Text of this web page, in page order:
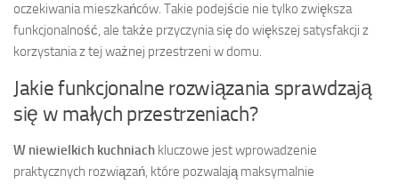
oczekiwania mieszkańców. Takie podejście nie tylko zwiększa
funkcjonalność, ale także przyczynia się do większej satysfakcji z
korzystania z tej ważnej przestrzeni w domu.
Jakie funkcjonalne rozwiązania sprawdzają
się w małych przestrzeniach?
W niewielkich kuchniach kluczowe jest wprowadzenie
praktycznych rozwiązań, które pozwalają maksymalnie